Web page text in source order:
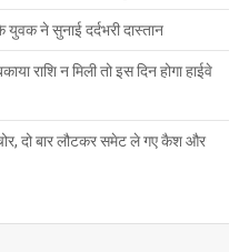
ने सुनाई दर्दभरी दास्तान
राशि न मिली तो इस दिन होगा हाईवे
दो बार लौटकर समेट ले गए कैश और